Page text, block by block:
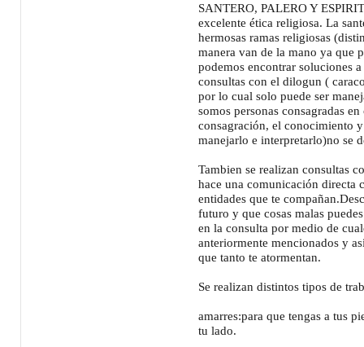
SANTERO, PALERO Y
excelente ética religiosa. La
hermosas ramas religiosas
manera van de la mano ya que
podemos encontrar soluciones
consultas con el dilogun (
por lo cual solo puede ser
somos personas consagradas
consagración, el conocimiento
manejarlo e interpretarlo)no se
Tambien se realizan consultas
hace una comunicación directa
entidades que te
futuro y que cosas malas
en la consulta por medio de
anteriormente mencionados y
que tanto te atormentan.
Se realizan distintos tipos de
amarres:para que tengas a tus
tu lado.